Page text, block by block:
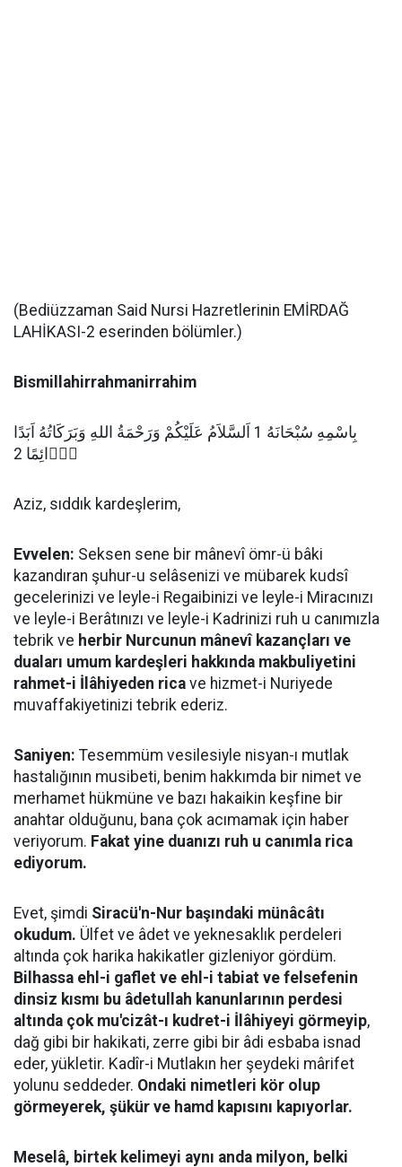
(Bediüzzaman Said Nursi Hazretlerinin EMİRDAĞ
LAHİKASI-2 eserinden bölümler.)
Bismillahirrahmanirrahim
بِاسْمِهِ سُبْحَانَهُ 1 اَلسَّلاَمُ عَلَيْكُمْ وَرَحْمَةُ اللهِ وَبَرَكَاتُهُ اَبَدًا
دَۤائِمًا 2
Aziz, sıddık kardeşlerim,
Evvelen: Seksen sene bir mânevî ömr-ü bâki
kazandıran şuhur-u selâsenizi ve mübarek kudsî
gecelerinizi ve leyle-i Regaibinizi ve leyle-i Miracınızı
ve leyle-i Berâtınızı ve leyle-i Kadrinizi ruh u canımızla
tebrik ve herbir Nurcunun mânevî kazançları ve
duaları umum kardeşleri hakkında makbuliyetini
rahmet-i İlâhiyeden rica ve hizmet-i Nuriyede
muvaffakiyetinizi tebrik ederiz.
Saniyen: Tesemmüm vesilesiyle nisyan-ı mutlak
hastalığının musibeti, benim hakkımda bir nimet ve
merhamet hükmüne ve bazı hakaikin keşfine bir
anahtar olduğunu, bana çok acımamak için haber
veriyorum. Fakat yine duanızı ruh u canımla rica
ediyorum.
Evet, şimdi Siracü'n-Nur başındaki münâcâtı
okudum. Ülfet ve âdet ve yeknesaklık perdeleri
altında çok harika hakikatler gizleniyor gördüm.
Bilhassa ehl-i gaflet ve ehl-i tabiat ve felsefenin
dinsiz kısmı bu âdetullah kanunlarının perdesi
altında çok mu'cizât-ı kudret-i İlâhiyeyi görmeyip,
dağ gibi bir hakikati, zerre gibi bir âdi esbaba isnad
eder, yükletir. Kadîr-i Mutlakın her şeydeki mârifet
yolunu seddeder. Ondaki nimetleri kör olup
görmeyerek, şükür ve hamd kapısını kapıyorlar.
Meselâ, birtek kelimeyi aynı anda milyon, belki